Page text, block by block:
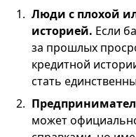
Люди с плохой
историей. Если
за прошлых
кредитной
стать
может